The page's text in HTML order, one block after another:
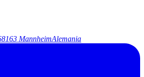
MannheimAlemania